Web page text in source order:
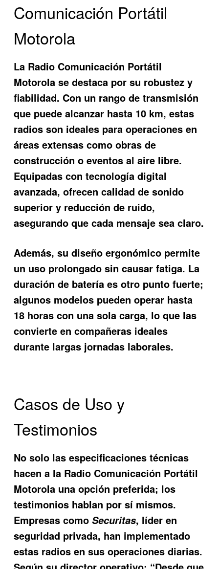
Comunicación Portátil
Motorola
La Radio Comunicación Portátil
Motorola se destaca por su robustez y
fiabilidad. Con un rango de transmisión
que puede alcanzar hasta 10 km, estas
radios son ideales para operaciones en
áreas extensas como obras de
construcción o eventos al aire libre.
Equipadas con tecnología digital
avanzada, ofrecen calidad de sonido
superior y reducción de ruido,
asegurando que cada mensaje sea claro.
Además, su diseño ergonómico permite
un uso prolongado sin causar fatiga. La
duración de batería es otro punto fuerte;
algunos modelos pueden operar hasta
18 horas con una sola carga, lo que las
convierte en compañeras ideales
durante largas jornadas laborales.
Casos de Uso y
Testimonios
No solo las especificaciones técnicas
hacen a la Radio Comunicación Portátil
Motorola una opción preferida; los
testimonios hablan por sí mismos.
Empresas comoSecuritas, líder en
seguridad privada, han implementado
estas radios en sus operaciones diarias.